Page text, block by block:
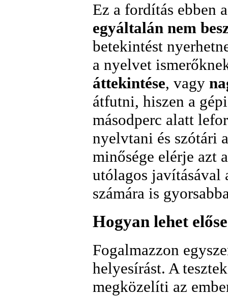
Ez a fordítás ebben
egyáltalán nem
betekintést
a nyelvet
áttekintése, vagy
átfutni, hiszen a
másodperc alatt
nyelvtani és szótári
minősége elérje azt
utólagos
számára is
Hogyan lehet
Fogalmazzon
helyesírást. A
megközelíti az